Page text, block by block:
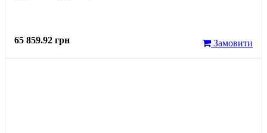
65 859.92 грн Замовити